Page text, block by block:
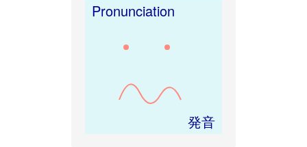
発音
Pronunciation